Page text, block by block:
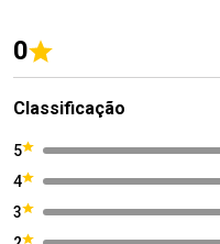
0
Classificação
5
4
3